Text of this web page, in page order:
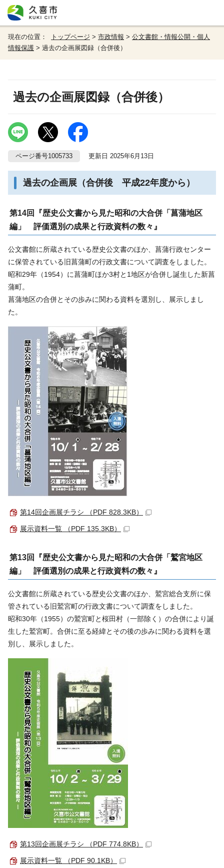
現在の位置： トップページ > 市政情報 > 公文書館・情報公開・個人
情報保護 > 過去の企画展図録（合併後）
過去の企画展図録（合併後）
ページ番号1005733 更新日 2025年6月13日
過去の企画展（合併後 平成22年度から）
第14回『歴史公文書から見た昭和の大合併「菖蒲地区
編」 評価選別の成果と行政資料の数々』
公文書館に所蔵されている歴史公文書のほか、菖蒲行政センター
に保管されている旧菖蒲町の行政文書について調査をしました。
昭和29年（1954）に菖蒲町ほか3村と1地区が合併し誕生した新菖
蒲町。
菖蒲地区の合併とその歩みに関わる資料を選別し、展示しまし
た。
第14回企画展チラシ （PDF 828.3KB）
展示資料一覧 （PDF 135.3KB）
第13回『歴史公文書から見た昭和の大合併「鷲宮地区
編」 評価選別の成果と行政資料の数々』
公文書館に所蔵されている歴史公文書のほか、鷲宮総合支所に保
管されている旧鷲宮町の行政文書について調査をしました。
昭和30年（1955）の鷲宮町と桜田村（一部除く）の合併により誕
生した鷲宮町。合併に至る経緯とその後の歩みに関わる資料を選
別し、展示しました。
第13回企画展チラシ （PDF 774.8KB）
展示資料一覧 （PDF 90.1KB）